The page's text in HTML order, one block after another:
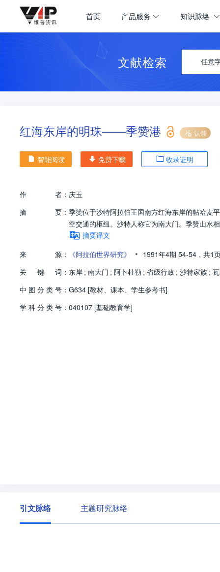
首页 产品服务 知识脉络
文献检索 任意
红海东岸的明珠——季赞港 认领
智能阅读 免费下载 收录证明
作 者： 庆玉
摘
要： 季赞位于沙特阿拉伯王国南方红海东岸的帖哈麦
空交通的枢纽。沙特人称它为南大门。季赞山
摘要译文
来
源： 《阿拉伯世界研究》 • 1991年4期 54-54， 共1
关
键 词： 东岸 ; 南大门 ; 阿卜杜勒 ; 省级行政 ; 沙特家族 ;
中 图 分 类 号： G634 [教材、课本、学生参考书]
学 科 分 类 号： 040107 [基础教育学]
引文脉络 主题研究脉络